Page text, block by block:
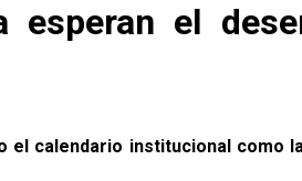
el
el calendario institucional como